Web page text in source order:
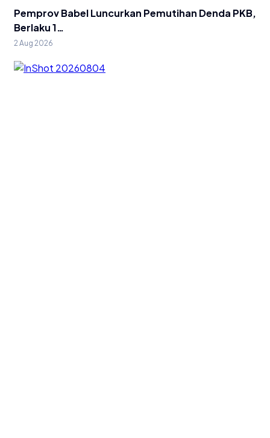
Pemprov Babel Luncurkan Pemutihan Denda PKB,
Berlaku 1…
2 Aug 2026